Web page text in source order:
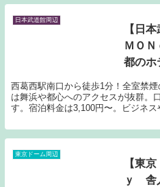
日本武道館周辺
【日
ＭＯ
都のホ
円〜
西葛西駅南口から徒歩1分！全室禁
は舞浜や都心へのアクセスが抜群。
す。宿泊料金は3,100円〜。ビジネス
東京ドーム周辺
【東
ｙ 舎